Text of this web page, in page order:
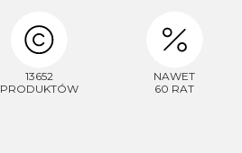
13652
PRODUKTÓW
NAWET
60 RAT